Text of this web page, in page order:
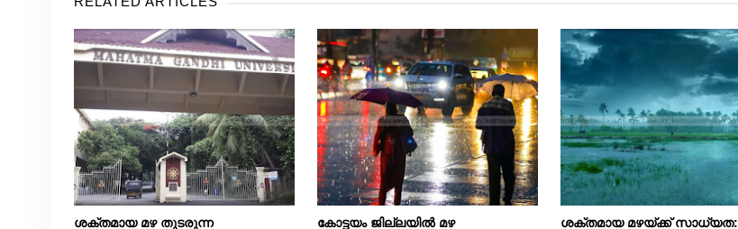
ശക്തമായ മഴ തുടരുന്ന കോട്ടയം ജില്ലയിൽ മഴ ശക്തമായ മഴയ്ക്ക് സാധ്യത: